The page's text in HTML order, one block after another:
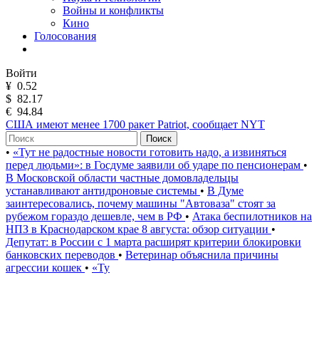
Войны и конфликты
Кино
Голосования
Войти
¥ 0.52
$ 82.17
€ 94.84
США имеют менее 1700 ракет Patriot, сообщает NYT
Поиск
• «Тут не радостные новости готовить надо, а извиняться
перед людьми»: в Госдуме заявили об ударе по пенсионерам •
В Московской области частные домовладельцы
устанавливают антидроновые системы • В Думе
заинтересовались, почему машины "Автоваза" стоят за
рубежом гораздо дешевле, чем в РФ • Атака беспилотников на
НПЗ в Краснодарском крае 8 августа: обзор ситуации •
Депутат: в России с 1 марта расширят критерии блокировки
банковских переводов • Ветеринар объяснила причины
агрессии кошек • «Ту